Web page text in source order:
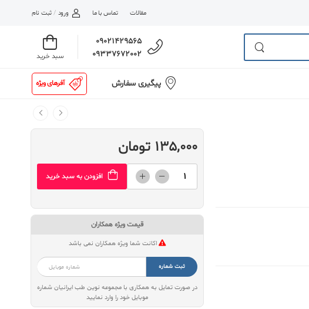
مقالات تماس با ما ورود / ثبت نام
09021429565
09337672002
سبد خرید
پیگیری سفارش آفرهای ویژه
135,000 تومان
افزودن به سبد خرید
قیمت ویژه همکاران
اکانت شما ویژه همکاران نمی باشد
ثبت شماره
در صورت تمایل به همکاری با مجموعه نوین طب ایرانیان شماره
موبایل خود را وارد نمایید